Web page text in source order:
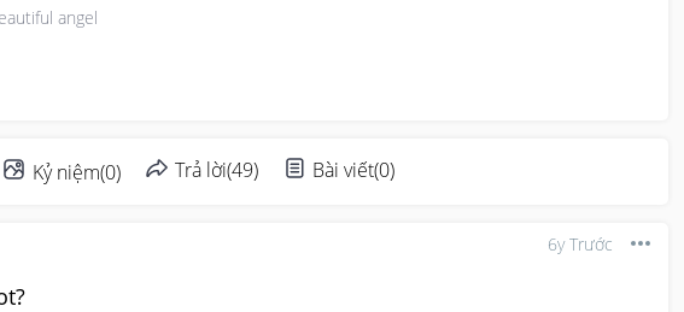
angel
Kỷ niệm(0) Trả lời(49) Bài viết(0)
6y Trước